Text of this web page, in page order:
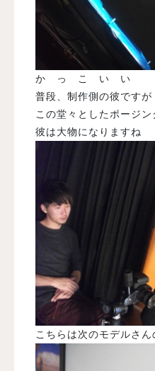
か っ こ い い
普段、制作側の彼ですが
この堂々としたポージン
彼は大物になりますね
こちらは次のモデルさ